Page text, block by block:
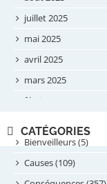
juillet 2025
mai 2025
avril 2025
mars 2025
février 2025
septembre 2024
août 2024
CATÉGORIES
Bienveilleurs (5)
Causes (109)